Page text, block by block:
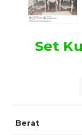
Set
Berat